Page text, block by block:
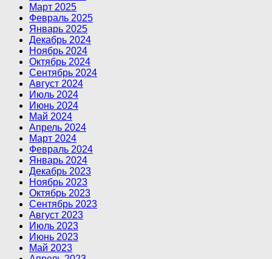
Март 2025
Февраль 2025
Январь 2025
Декабрь 2024
Ноябрь 2024
Октябрь 2024
Сентябрь 2024
Август 2024
Июль 2024
Июнь 2024
Май 2024
Апрель 2024
Март 2024
Февраль 2024
Январь 2024
Декабрь 2023
Ноябрь 2023
Октябрь 2023
Сентябрь 2023
Август 2023
Июль 2023
Июнь 2023
Май 2023